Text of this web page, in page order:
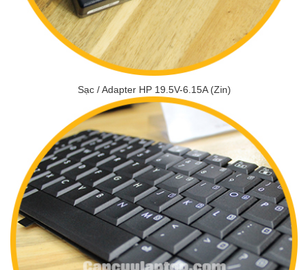
THÊM VÀO GIỎ
Sạc / Adapter HP 19.5V-6.15A (Zin)